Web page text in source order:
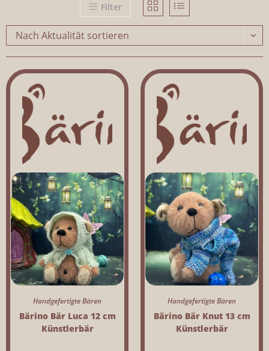
Filter
Nach Aktualität sortieren
Handgefertigte Bären
Bärino Bär Luca 12 cm
Künstlerbär
Handgefertigte Bären
Bärino Bär Knut 13 cm
Künstlerbär